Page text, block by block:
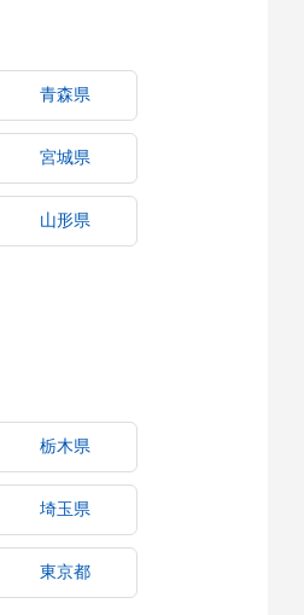
青森県
宮城県
山形県
栃木県
埼玉県
東京都